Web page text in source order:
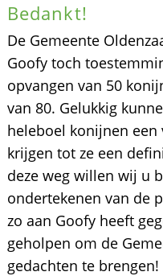
Bedankt!
De Gemeente
Goofy toch
opvangen van 50
van 80. Gelukkig
heleboel konijnen
krijgen tot ze een
deze weg willen wij u
ondertekenen van de
zo aan Goofy heeft
geholpen om de
gedachten te